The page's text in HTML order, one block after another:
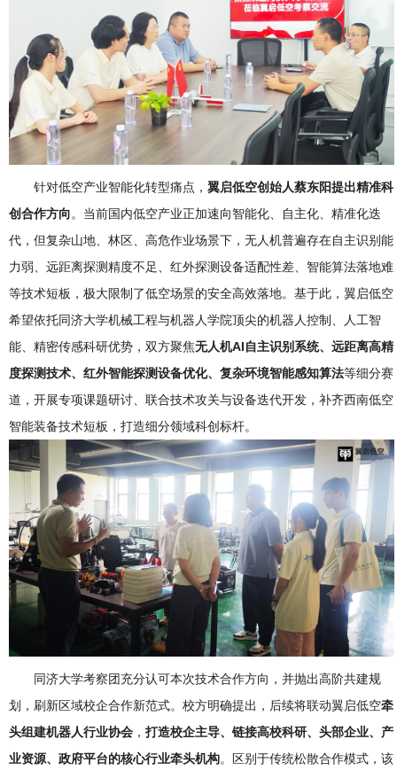
针对低空产业智能化转型痛点， 翼启低空创始人蔡东阳提出精准科
创合作方向。当前国内低空产业正加速向智能化、自主化、精准化迭
代，但复杂山地、林区、高危作业场景下，无人机普遍存在自主识别能
力弱、远距离探测精度不足、红外探测设备适配性差、智能算法落地难
等技术短板，极大限制了低空场景的安全高效落地。基于此，翼启低空
希望依托同济大学机械工程与机器人学院顶尖的机器人控制、人工智
能、精密传感科研优势，双方聚焦无人机AI自主识别系统、远距离高精
度探测技术、红外智能探测设备优化、复杂环境智能感知算法等细分赛
道，开展专项课题研讨、联合技术攻关与设备迭代开发，补齐西南低空
智能装备技术短板，打造细分领域科创标杆。
同济大学考察团充分认可本次技术合作方向，并抛出高阶共建规
划，刷新区域校企合作新范式。校方明确提出，后续将联动翼启低空牵
头组建机器人行业协会 ， 打造校企主导、链接高校科研、头部企业、产
业资源、政府平台的核心行业牵头机构。区别于传统松散合作模式，该